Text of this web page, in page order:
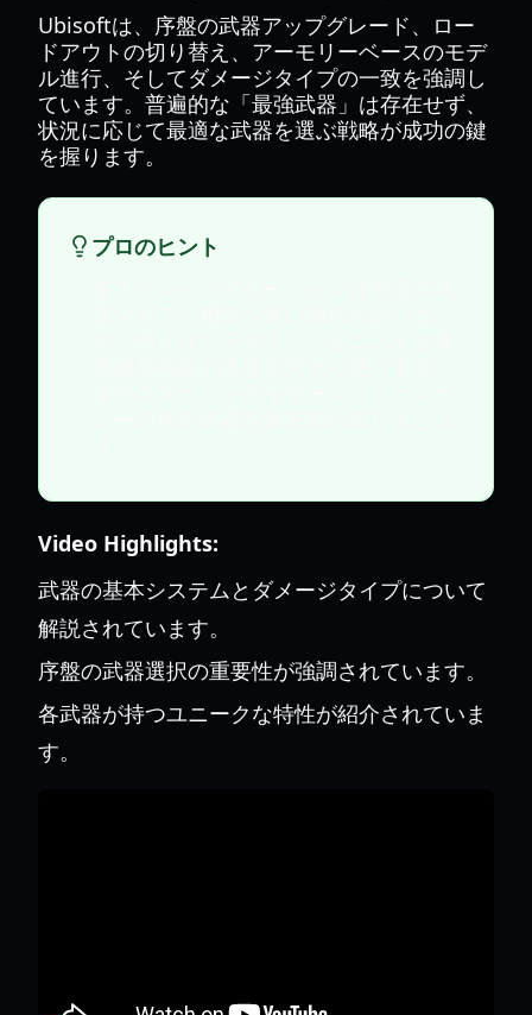
Ubisoftは、序盤の武器アップグレード、ロー
ドアウトの切り替え、アーモリーベースのモデ
ル進行、そしてダメージタイプの一致を強調し
ています。普遍的な「最強武器」は存在せず、
状況に応じて最適な武器を選ぶ戦略が成功の鍵
を握ります。
プロのヒント
Video Highlights:
武器の基本システムとダメージタイプについて
解説されています。
序盤の武器選択の重要性が強調されています。
各武器が持つユニークな特性が紹介されていま
す。